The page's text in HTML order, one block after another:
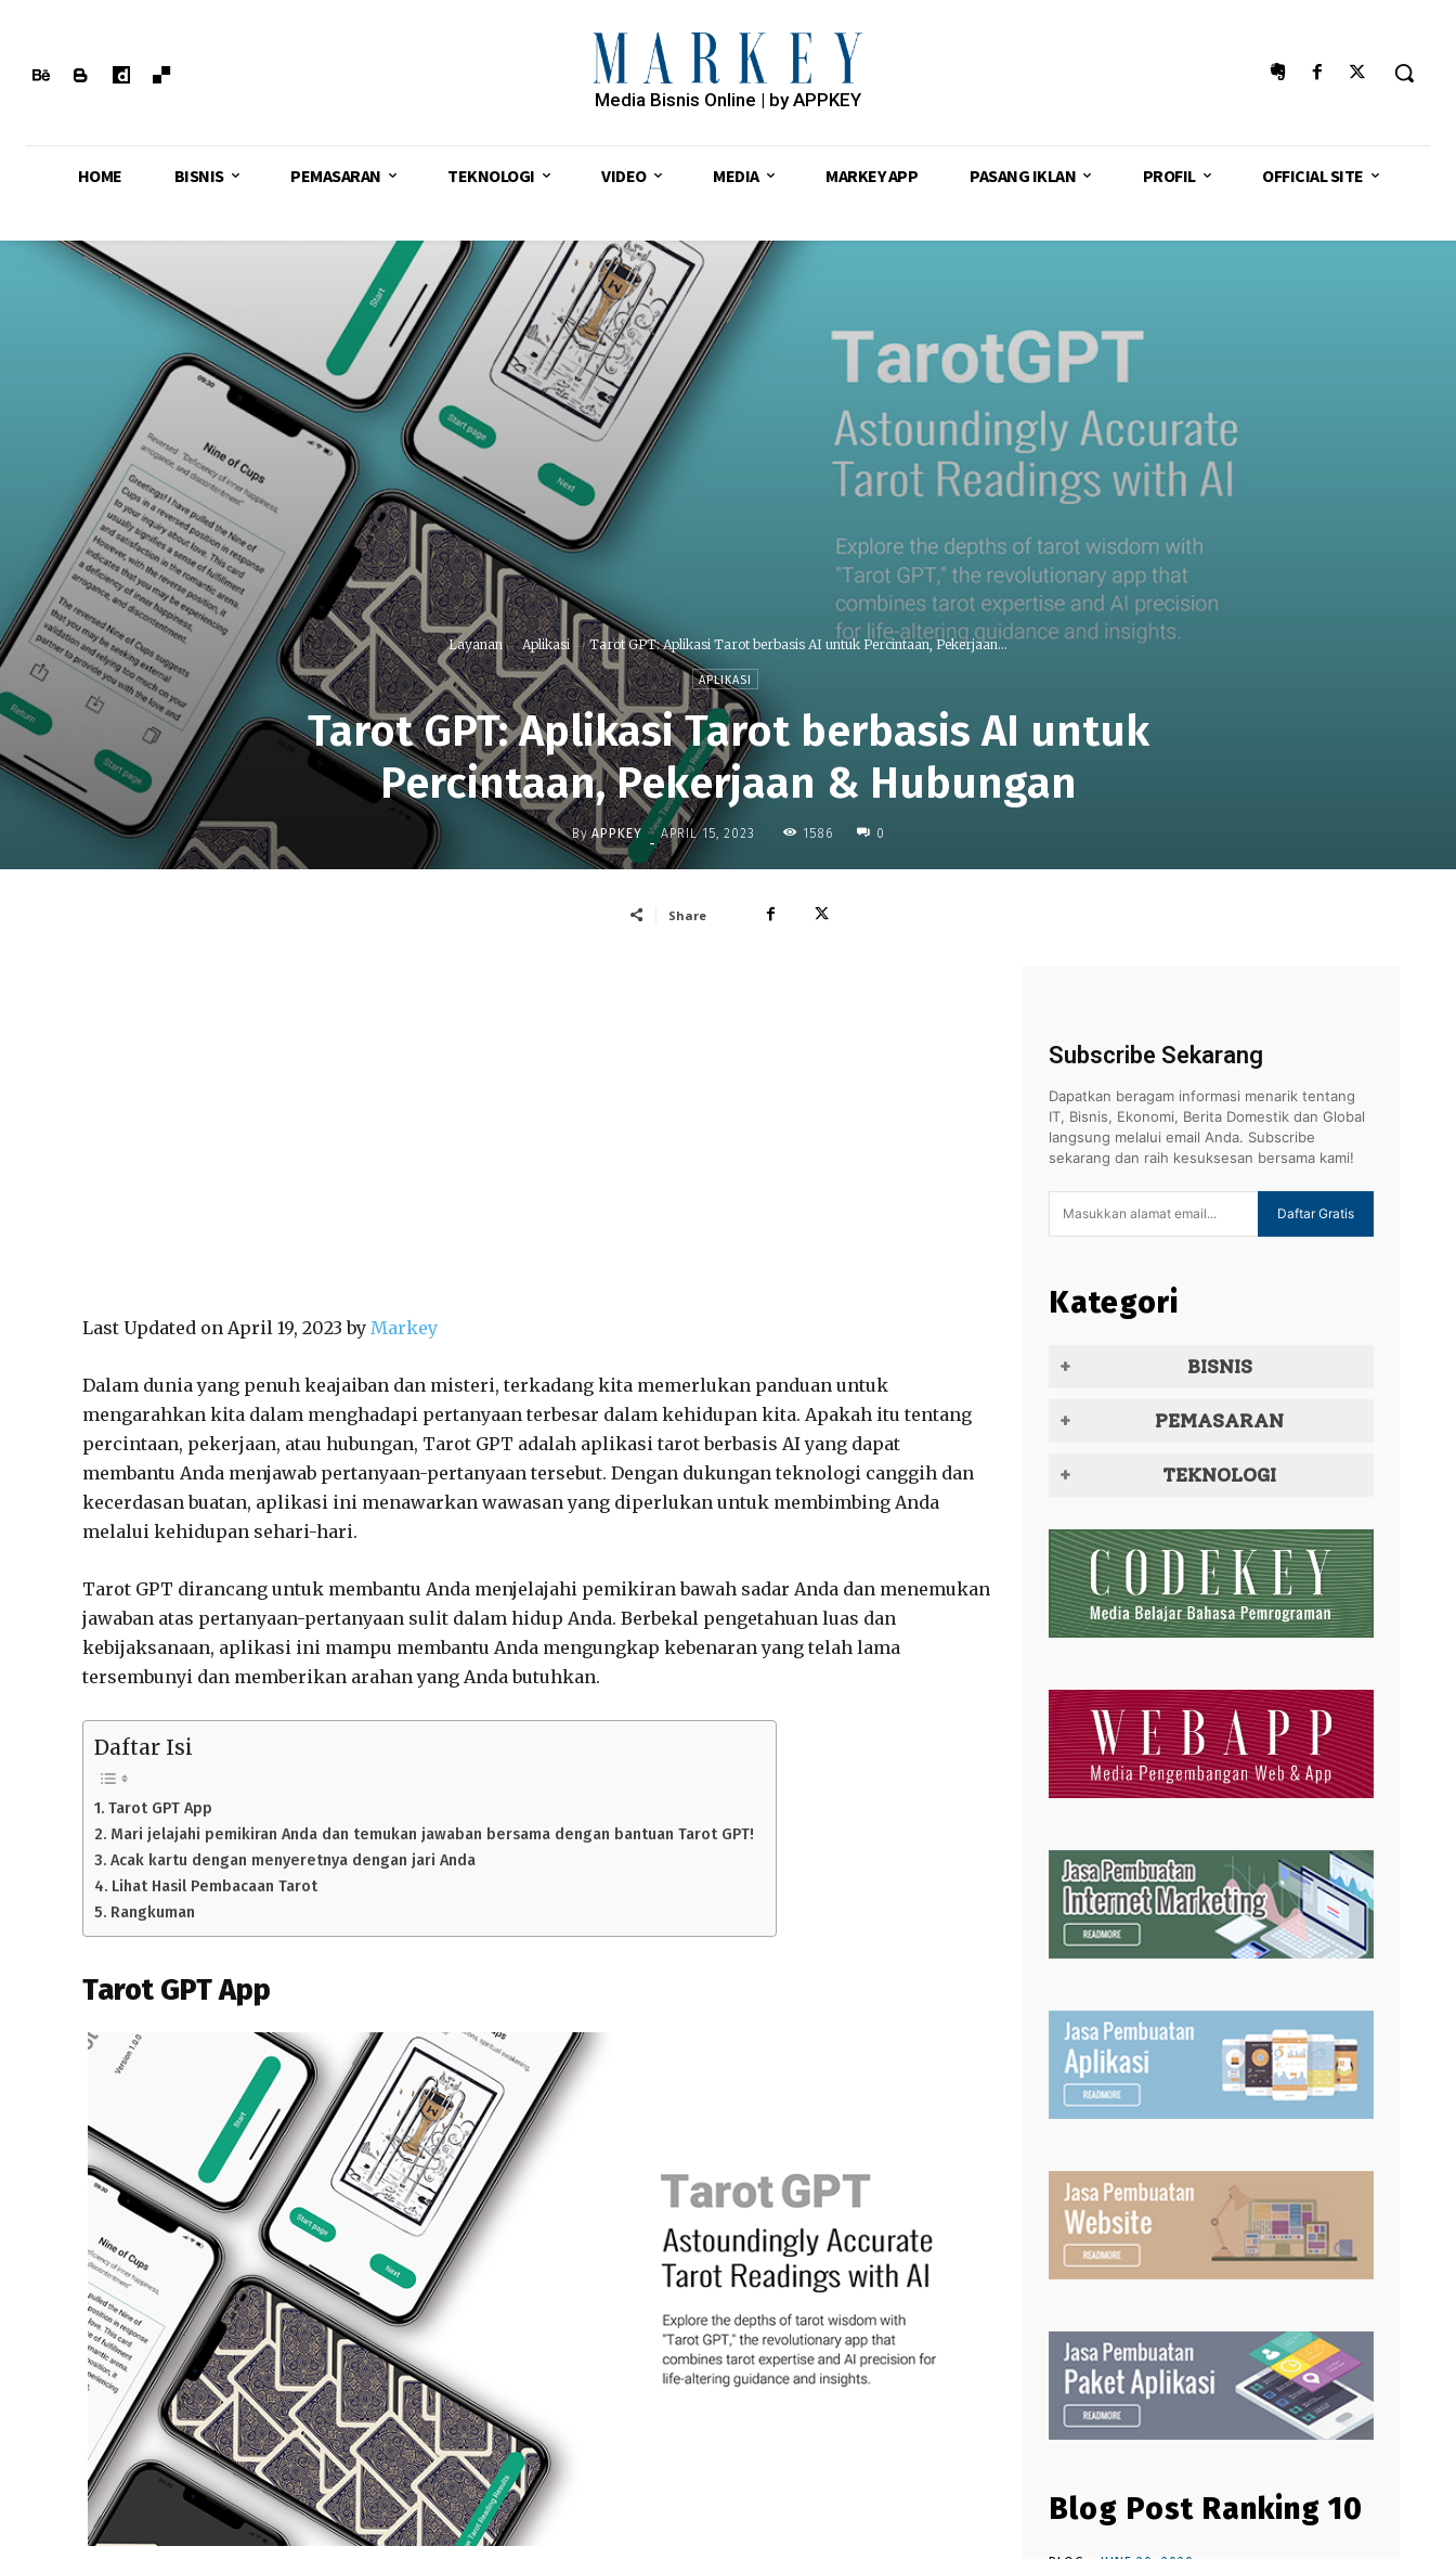
Media Bisnis Online | by APPKEY
HOME BISNIS PEMASARAN TEKNOLOGI VIDEO MEDIA MARKEY APP PASANG IKLAN PROFIL OFFICIAL SITE
Layanan Aplikasi Tarot GPT: Aplikasi Tarot berbasis AI untuk Percintaan, Pekerjaan...
APLIKASI
Tarot GPT: Aplikasi Tarot berbasis AI untuk
Percintaan, Pekerjaan & Hubungan
By APPKEY - APRIL 15, 2023 1586 0
Share
Last Updated on April 19, 2023 by Markey
Dalam dunia yang penuh keajaiban dan misteri, terkadang kita memerlukan panduan untuk
mengarahkan kita dalam menghadapi pertanyaan terbesar dalam kehidupan kita. Apakah itu tentang
percintaan, pekerjaan, atau hubungan, Tarot GPT adalah aplikasi tarot berbasis AI yang dapat
membantu Anda menjawab pertanyaan-pertanyaan tersebut. Dengan dukungan teknologi canggih dan
kecerdasan buatan, aplikasi ini menawarkan wawasan yang diperlukan untuk membimbing Anda
melalui kehidupan sehari-hari.
Tarot GPT dirancang untuk membantu Anda menjelajahi pemikiran bawah sadar Anda dan menemukan
jawaban atas pertanyaan-pertanyaan sulit dalam hidup Anda. Berbekal pengetahuan luas dan
kebijaksanaan, aplikasi ini mampu membantu Anda mengungkap kebenaran yang telah lama
tersembunyi dan memberikan arahan yang Anda butuhkan.
Daftar Isi
Tarot GPT App
Mari jelajahi pemikiran Anda dan temukan jawaban bersama dengan bantuan Tarot GPT!
Acak kartu dengan menyeretnya dengan jari Anda
Lihat Hasil Pembacaan Tarot
Rangkuman
Tarot GPT App
Subscribe Sekarang
Dapatkan beragam informasi menarik tentang
IT, Bisnis, Ekonomi, Berita Domestik dan Global
langsung melalui email Anda. Subscribe
sekarang dan raih kesuksesan bersama kami!
Daftar Gratis
Kategori
BISNIS
PEMASARAN
TEKNOLOGI
Blog Post Ranking 10